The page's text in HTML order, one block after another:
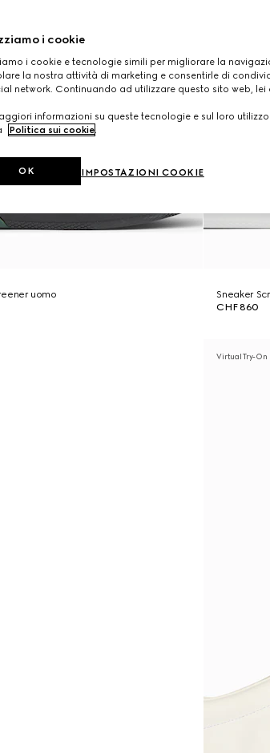
uomo
Sneaker
CHF 860
Virtual Try-On
i cookie
i cookie e tecnologie simili per migliorare la
la nostra attività di marketing e consentirle di
network. Continuando ad utilizzare questo sito web,
informazioni su queste tecnologie e sul loro
Politica sui cookie.
IMPOSTAZIONI COOKIE
OK